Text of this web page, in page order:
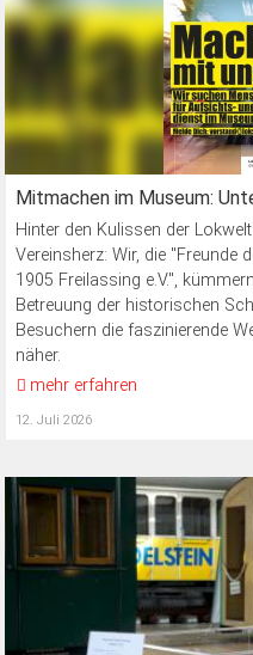
Mitmachen im Museum:
Hinter den Kulissen der
Vereinsherz: Wir, die
1905 Freilassing e.V.",
Betreuung der historischen
Besuchern die faszinierende
näher.
mehr erfahren
12. Juli 2026